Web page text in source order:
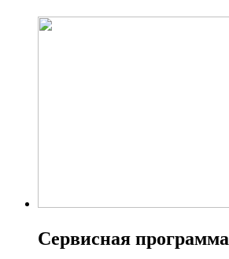
Сервисная программа